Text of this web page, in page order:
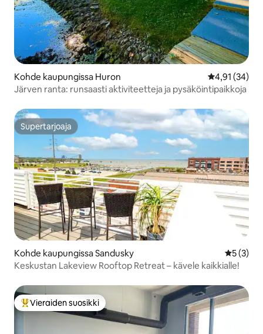
Kohde kaupungissa Huron
4,91 (34)
Järven ranta: runsaasti aktiviteetteja ja pysäköintipaikkoja
Supertarjoaja
Supertarjoaja
Kohde kaupungissa Sandusky
5 (3)
Keskustan Lakeview Rooftop Retreat – kävele kaikkialle!
Vieraiden suosikkien parhaimmistoa
Vieraiden suosikki